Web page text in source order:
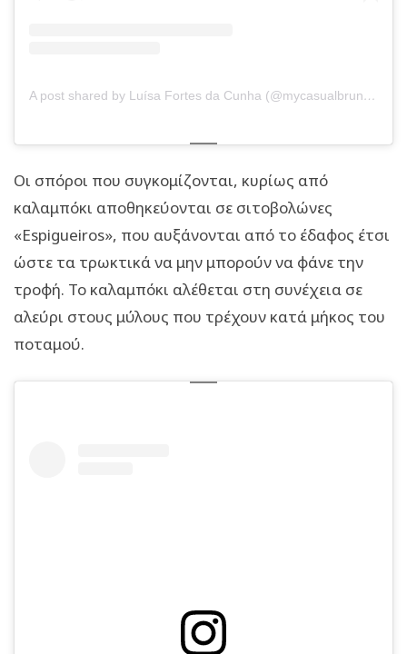
A post shared by Luísa Fortes da Cunha (@mycasualbrunch)
Οι σπόροι που συγκομίζονται, κυρίως από
καλαμπόκι αποθηκεύονται σε σιτοβολώνες
«Espigueiros», που αυξάνονται από το έδαφος έτσι
ώστε τα τρωκτικά να μην μπορούν να φάνε την
τροφή. Το καλαμπόκι αλέθεται στη συνέχεια σε
αλεύρι στους μύλους που τρέχουν κατά μήκος του
ποταμού.